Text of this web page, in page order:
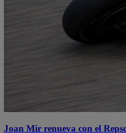
Joan Mir renueva con el